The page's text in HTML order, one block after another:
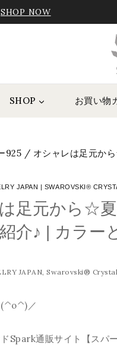
SHOP NOW
SHOP お買い物
925 / オシャレは足元か
JAPAN | SWAROVSKI®
足元から☆
介♪ | カラー
JAPAN Swarovski®
(^o^)／
Spark通販サイト【スパ